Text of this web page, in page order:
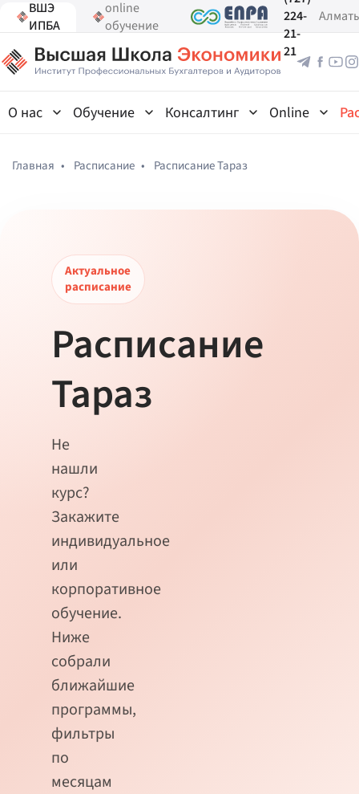
ВШЭ
ИПБА
online
обучение
224-
21-
21
О нас Обучение Консалтинг Online
Главная • Расписание • Расписание Тараз
Актуальное
расписание
Расписание
Тараз
Не
нашли
курс?
Закажите
индивидуальное
или
корпоративное
обучение.
Ниже
собрали
ближайшие
программы,
фильтры
по
месяцам